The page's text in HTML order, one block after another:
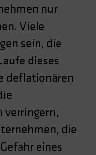
nur
Viele
sein, die
dieses
deflationären
die
eines